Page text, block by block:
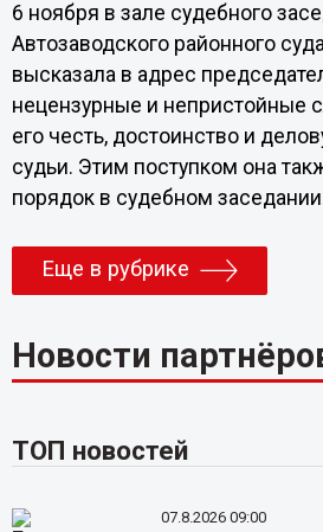
6 ноября в зале судебного
Автозаводского районного
высказала в адрес
нецензурные и непристойные
его честь, достоинство и
судьи. Этим поступком она
порядок в судебном
Еще в рубрике
Новости
ТОП новостей
07.8.2026 09:00